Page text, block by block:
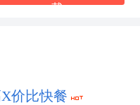
载
价比快餐